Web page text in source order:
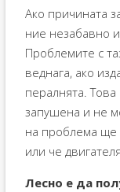
Ако причината
ние незабавно
Проблемите с
веднага, ако
пералнята.
запушена и не
на проблема ще
или че
Лесно е да